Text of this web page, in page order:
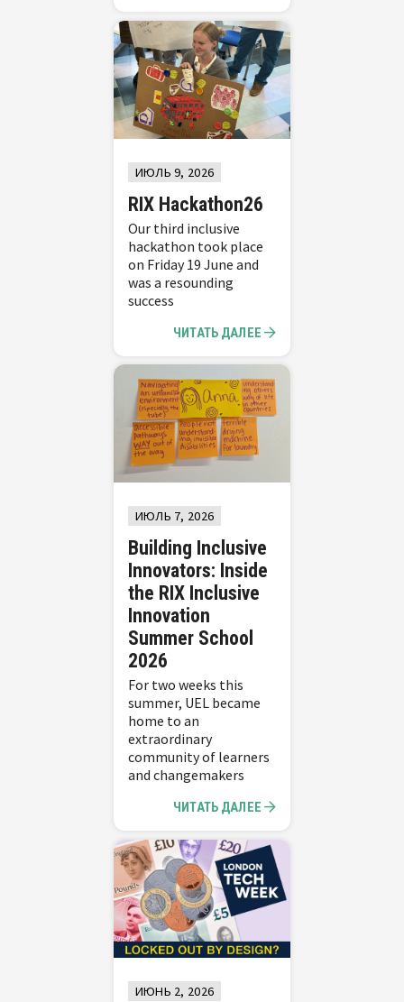
ИЮЛЬ 9, 2026
RIX Hackathon26
Our third inclusive
hackathon took place
on Friday 19 June and
was a resounding
success
ЧИТАТЬ ДАЛЕЕ
ИЮЛЬ 7, 2026
Building Inclusive
Innovators: Inside
the RIX Inclusive
Innovation
Summer School
2026
For two weeks this
summer, UEL became
home to an
extraordinary
community of learners
and changemakers
ЧИТАТЬ ДАЛЕЕ
ИЮНЬ 2, 2026